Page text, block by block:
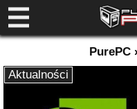
PurePC
Aktualności